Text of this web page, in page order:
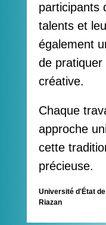
participants
talents et
également
de pratiquer
créative.
Chaque
approche
cette
précieuse.
Université d'État
Riazan